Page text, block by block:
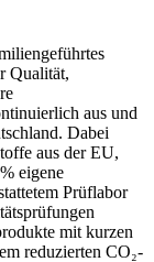
Qualität,
aus und
Dabei
aus der EU,
eigene
Prüflabor
mit kurzen
reduzierten CO₂-